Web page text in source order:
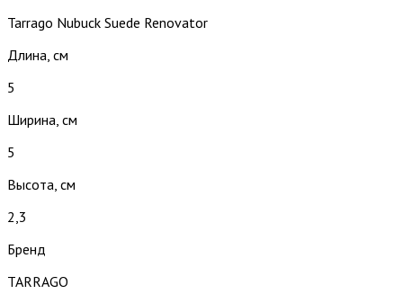
Tarrago Nubuck Suede Renovator
Длина, см
5
Ширина, см
5
Высота, см
2,3
Бренд
TARRAGO